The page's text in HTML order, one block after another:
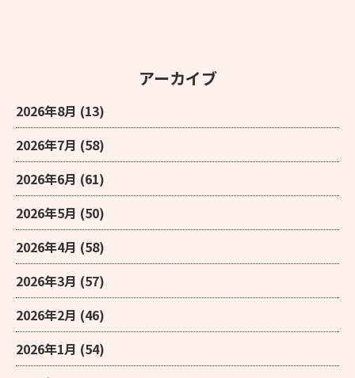
アーカイブ
2026年8月 (13)
2026年7月 (58)
2026年6月 (61)
2026年5月 (50)
2026年4月 (58)
2026年3月 (57)
2026年2月 (46)
2026年1月 (54)